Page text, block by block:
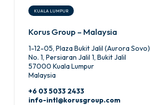
KUALA LUMPUR
Korus Group – Malaysia
1-12-05, Plaza Bukit Jalil (Aurora Sovo)
No. 1, Persiaran Jalil 1, Bukit Jalil
57000 Kuala Lumpur
Malaysia
+6 03 5033 2433
info-intl@korusgroup.com